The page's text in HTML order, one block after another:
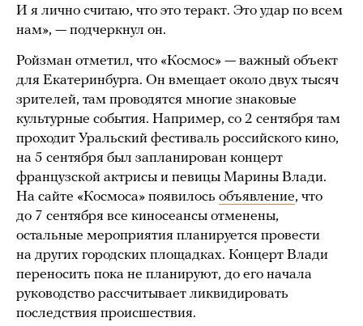
И я лично считаю, что это теракт. Это удар по всем
нам», — подчеркнул он.
Ройзман отметил, что «Космос» — важный объект
для Екатеринбурга. Он вмещает около двух тысяч
зрителей, там проводятся многие знаковые
культурные события. Например, со 2 сентября там
проходит Уральский фестиваль российского кино,
на 5 сентября был запланирован концерт
французской актрисы и певицы Марины Влади.
На сайте «Космоса» появилось объявление, что
до 7 сентября все киносеансы отменены,
остальные мероприятия планируется провести
на других городских площадках. Концерт Влади
переносить пока не планируют, до его начала
руководство рассчитывает ликвидировать
последствия происшествия.